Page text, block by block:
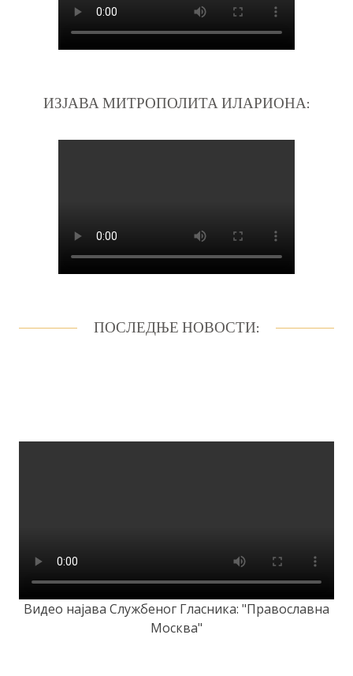
ИЗЈАВА МИТРОПОЛИТА ИЛАРИОНА:
ПОСЛЕДЊЕ НОВОСТИ:
Видео најава Службеног Гласника: "Православна
Москва"